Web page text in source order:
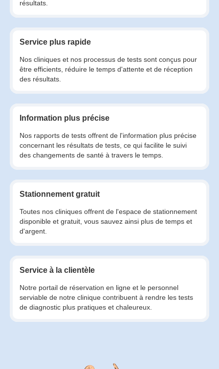
résultats.
Service plus rapide
Nos cliniques et nos processus de tests sont conçus pour
être efficients, réduire le temps d'attente et de réception
des résultats.
Information plus précise
Nos rapports de tests offrent de l'information plus précise
concernant les résultats de tests, ce qui facilite le suivi
des changements de santé à travers le temps.
Stationnement gratuit
Toutes nos cliniques offrent de l'espace de stationnement
disponible et gratuit, vous sauvez ainsi plus de temps et
d'argent.
Service à la clientèle
Notre portail de réservation en ligne et le personnel
serviable de notre clinique contribuent à rendre les tests
de diagnostic plus pratiques et chaleureux.